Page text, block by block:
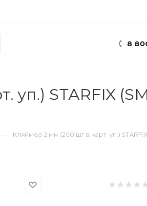
8
STARFIX
— Кляймер 2 мм (200 шт в карт. уп.)